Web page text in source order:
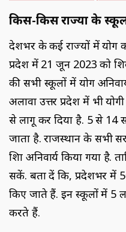
किस-किस राज्यों के
देशभर के कई राज्यों में योग
प्रदेश में 21 जून 2023 को
की सभी स्कूलों में योग
अलावा उत्तर प्रदेश में भी
से लागू कर दिया है. 5 से 14
जाता है. राजस्थान के सभी
शिक्षा अनिवार्य किया गया
सकें. बता दें कि, प्रदेशभर में
किए जाते हैं. इन स्कूलों में 5
करते हैं.